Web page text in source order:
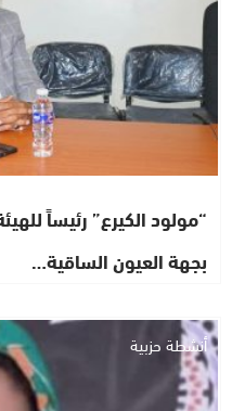
“مولود الكيرع” رئيساً
بجهة العيون الساقية…
أنشطة حزبية